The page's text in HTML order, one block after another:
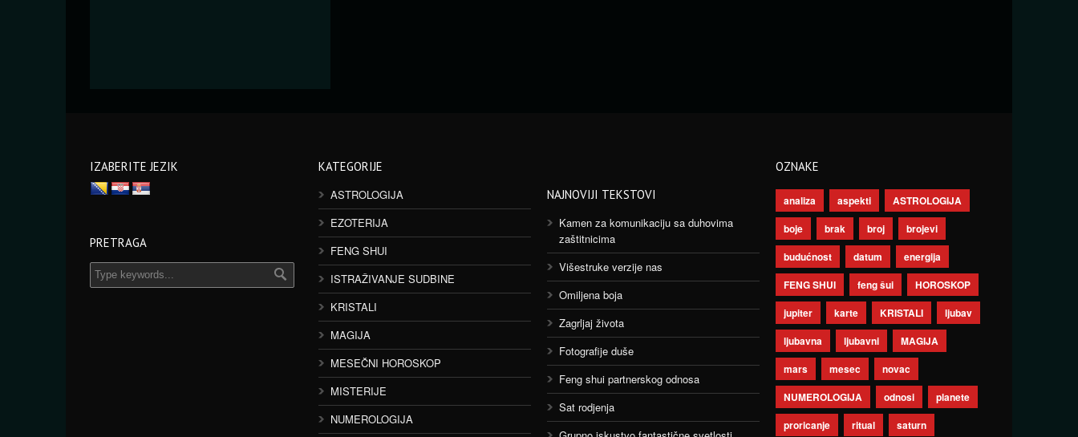
IZABERITE JEZIK
PRETRAGA
KATEGORIJE
ASTROLOGIJA
EZOTERIJA
FENG SHUI
ISTRAŽIVANJE SUDBINE
KRISTALI
MAGIJA
MESEČNI HOROSKOP
MISTERIJE
NUMEROLOGIJA
NAJNOVIJI TEKSTOVI
Kamen za komunikaciju sa duhovima
zaštitnicima
Višestruke verzije nas
Omiljena boja
Zagrljaj života
Fotografije duše
Feng shui partnerskog odnosa
Sat rodjenja
OZNAKE
analiza aspekti
ASTROLOGIJA
boje
brak broj
brojevi
budućnost
datum
energija
FENG SHUI
feng šui
HOROSKOP
jupiter
karte KRISTALI
ljubav
ljubavna
ljubavni
MAGIJA
mars
mesec
novac
NUMEROLOGIJA
odnosi
planete
proricanje
ritual saturn